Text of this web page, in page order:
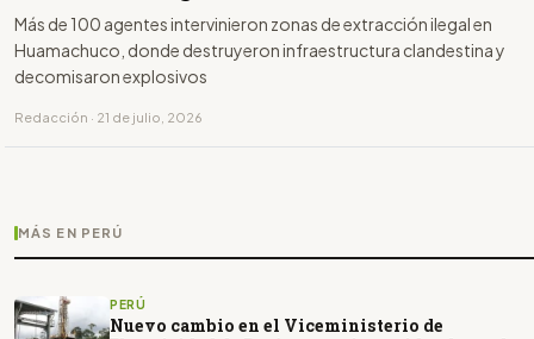
Más de 100 agentes intervinieron zonas de extracción ilegal en
Huamachuco, donde destruyeron infraestructura clandestina y
decomisaron explosivos
Redacción · 21 de julio, 2026
MÁS EN PERÚ
PERÚ
Nuevo cambio en el Viceministerio de